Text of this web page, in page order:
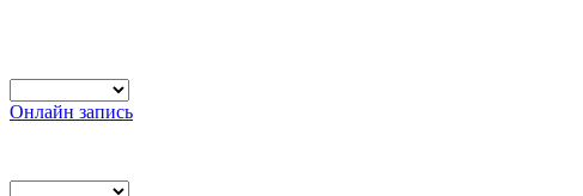
Онлайн запись